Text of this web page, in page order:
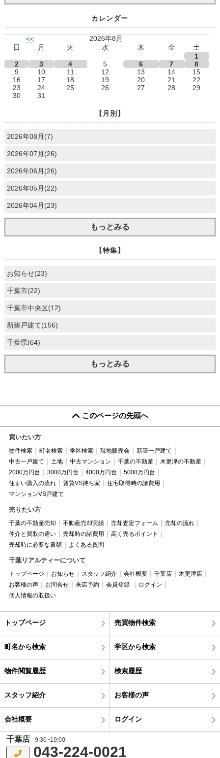
カレンダー
<<
2026年8月
日
月 火 水 木 金
土
1
2
3 4 5 6 7
8
9
10 11 12 13 14
15
16
17 18 19 20 21
22
23
24 25 26 27 28
29
30
31
【月別】
2026年08月(7)
2026年07月(26)
2026年06月(26)
2026年05月(22)
2026年04月(23)
もっとみる
【特集】
お知らせ(23)
千葉市(22)
千葉市中央区(12)
新築戸建て(156)
千葉県(64)
もっとみる
このページの先頭へ
買いたい方
物件検索 町名検索 学区検索 現地販売会
新築一戸建て
中古一戸建て
土地 中古マンション 千葉の不動産
木更津の不動産
2000万円台
3000万円台 4000万円台
5000万円台
住まい購入の流れ
賃貸VS持ち家
住宅取得時の諸費用
マンションVS戸建て
売りたい方
千葉の不動産売却 不動産売却実績 売却査定フォーム
売却の流れ
仲介と買取の違い
売却時の諸費用
高く売るポイント
売却時に必要な書類
よくある質問
千葉リアルティーについて
トップページ お知らせ スタッフ紹介 会社概要 千葉店
木更津店
お客様の声
お問合せ 来店予約 会員登録
ログイン
個人情報の取扱い
トップページ 売買物件検索
町名から検索 学区から検索
物件閲覧履歴 検索履歴
スタッフ紹介 お客様の声
会社概要 ログイン
千葉店 9:30~19:00
043-224-0021